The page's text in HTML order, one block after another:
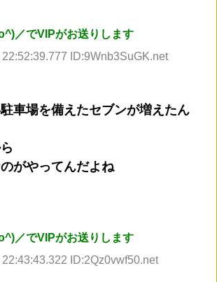
／でVIPがお送りします
ID:9Wnb3SuGK.net
車場を備えたセブンが増えたん
がやってんだよね
／でVIPがお送りします
ID:2Qz0vwf50.net